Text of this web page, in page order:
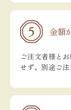
金額
ご注文者様と
せず、別途ご注